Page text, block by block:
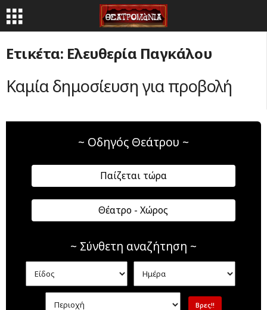
Ετικέτα: Ελευθερία Παγκάλου
Καμία δημοσίευση για προβολή
~ Οδηγός Θεάτρου ~
Παίζεται τώρα
Θέατρο - Χώρος
~ Σύνθετη αναζήτηση ~